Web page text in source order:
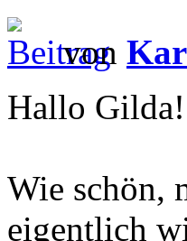
von
Hallo Gilda!
Wie schön,
eigentlich